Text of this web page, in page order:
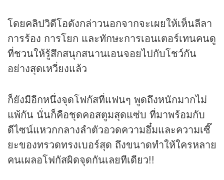
โดยคลิปวิดีโอดังกล่าวนอกจากจะเผยให้เห็นลีลา
การร้อง การโยก และทักษะการเอนเตอร์เทนคนดู
ที่ชวนให้รู้สึกสนุกสนานเอนจอยไปกับโชว์กัน
อย่างสุดเหวี่ยงแล้ว
ก็ยังมีอีกหนึ่งจุดโฟกัสที่แฟนๆ พูดถึงหนักมากไม่
แพ้กัน นั่นก็คือชุดคอสตูมสุดแซ่บ ที่มาพร้อมกับ
ดีไซน์แหวกกลางลำตัวอวดความอึ๋มและความเซี๊
ยะของทรวดทรงเบอร์สุด ถึงขนาดทำให้ใครหลาย
คนเผลอโฟกัสผิดจุดกันเลยทีเดียว!!